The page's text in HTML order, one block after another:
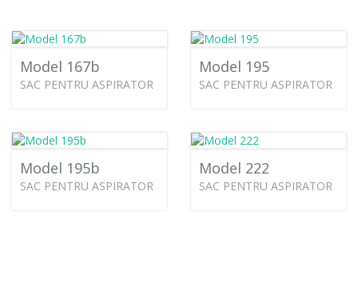
Model 167b
SAC PENTRU ASPIRATOR
Model 195
SAC PENTRU ASPIRATOR
Model 195b
SAC PENTRU ASPIRATOR
Model 222
SAC PENTRU ASPIRATOR